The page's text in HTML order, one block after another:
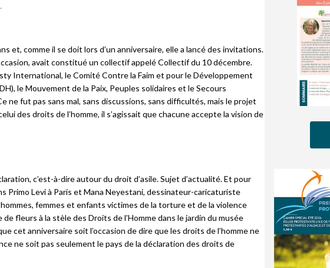
et, comme il se doit lors d’un anniversaire, elle a lancé des invitations.
avait constitué un collectif appelé Collectif du 10 décembre.
International, le Comité Contre la Faim et pour le Développement
le Mouvement de la Paix, Peuples solidaires et le Secours
ne fut pas sans mal, sans discussions, sans difficultés, mais le projet
des droits de l’homme, il s’agissait que chacune accepte la vision de
c’est-à-dire autour du droit d’asile. Sujet d’actualité. Et pour
Primo Levi à Paris et Mana Neyestani, dessinateur-caricaturiste
femmes et enfants victimes de la torture et de la violence
fleurs à la stèle des Droits de l’Homme dans le jardin du musée
cet anniversaire soit l’occasion de dire que les droits de l’homme ne
ne soit pas seulement le pays de la déclaration des droits de